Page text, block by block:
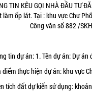
TIN KÊU GỌI NHÀ ĐẦU TƯ
làm ốp lát. Tại : khu vực Chư
Công văn số 882 /
tin dự án: 1. Tên dự án: Dự
điểm thực hiện dự án: khu vực
tích đất dự kiến sử dụng: